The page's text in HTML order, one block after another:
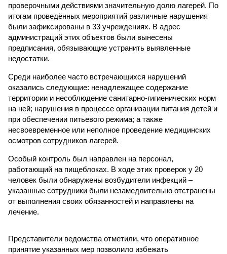
проверочными действиями значительную долю лагерей. По
итогам проведённых мероприятий различные нарушения
были зафиксированы в 33 учреждениях. В адрес
администраций этих объектов были вынесены
предписания, обязывающие устранить выявленные
недостатки.
Среди наиболее часто встречающихся нарушений
оказались следующие: ненадлежащее содержание
территории и несоблюдение санитарно-гигиенических норм
на ней; нарушения в процессе организации питания детей и
при обеспечении питьевого режима; а также
несвоевременное или неполное проведение медицинских
осмотров сотрудников лагерей.
Особый контроль был направлен на персонал,
работающий на пищеблоках. В ходе этих проверок у 20
человек были обнаружены возбудители инфекций –
указанные сотрудники были незамедлительно отстранены
от выполнения своих обязанностей и направлены на
лечение.
Представители ведомства отметили, что оперативное
принятие указанных мер позволило избежать